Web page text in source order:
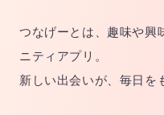
つなげーとは、趣味や興
ニティアプリ。
新しい出会いが、毎日を